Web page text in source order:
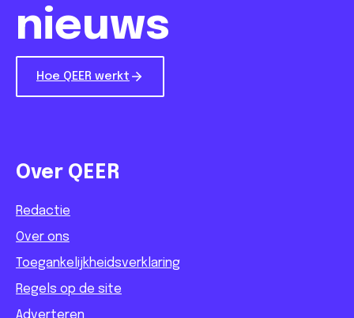
nieuws
Hoe QEER werkt
Over QEER
Redactie
Over ons
Toegankelijkheidsverklaring
Regels op de site
Adverteren